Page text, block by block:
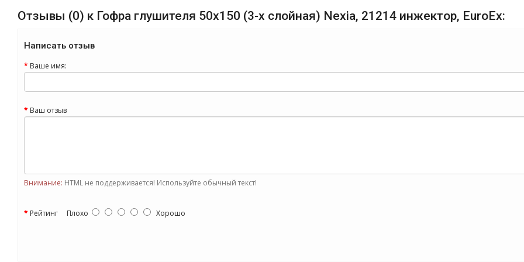
Отзывы (0) к Гофра глушителя 50x150 (3-х слойная) Nexia, 21214 инжектор, EuroEx:
Написать отзыв
Ваше имя:
Ваш отзыв
Внимание: HTML не поддерживается! Используйте обычный текст!
Рейтинг Плохо Хорошо